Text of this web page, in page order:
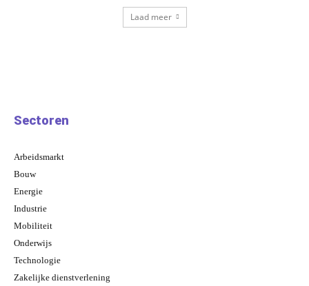
Laad meer
Sectoren
Arbeidsmarkt
Bouw
Energie
Industrie
Mobiliteit
Onderwijs
Technologie
Zakelijke dienstverlening